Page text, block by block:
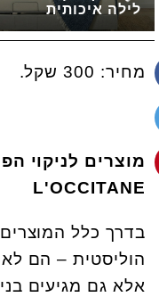
לילה איכותית
מחיר: 300 שקל.
מוצרים לניקוי
L'OCCITANE
בדרך כלל
הוליסטית – הם
אלא גם מגיעים